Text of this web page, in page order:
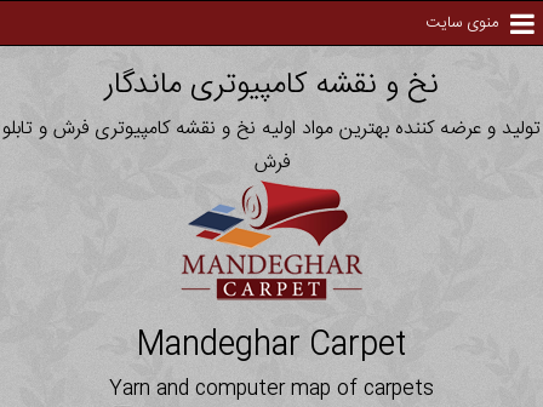
منوی سایت
نخ و نقشه کامپیوتری ماندگار
تولید و عرضه کننده بهترین مواد اولیه نخ و نقشه کامپیوتری فرش و تابلو
فرش
Mandeghar Carpet
Yarn and computer map of carpets